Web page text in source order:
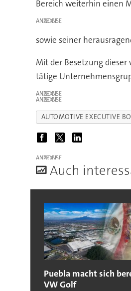
Bereich weiterhin einen
ANZEIGE
sowie seiner
Mit der Besetzung
tätige
ANZEIGE
ANZEIGE
AUTOMOTIVE EXECUTIVE
ANZEIGE
Auch
Puebla macht sich
VW Golf